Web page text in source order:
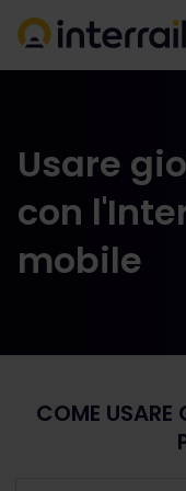
Usare
con
mobile
COME